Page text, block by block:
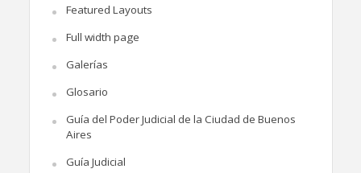
Featured Layouts
Full width page
Galerías
Glosario
Guía del Poder Judicial de la Ciudad de Buenos
Aires
Guía Judicial